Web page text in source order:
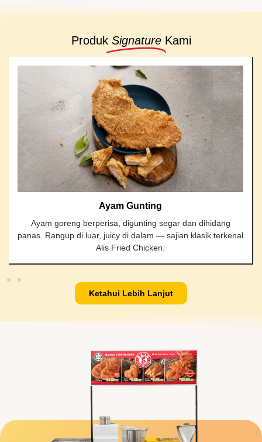
Produk Signature Kami
Ayam Gunting
Ayam goreng berperisa, digunting segar dan dihidang
panas. Rangup di luar, juicy di dalam — sajian klasik terkenal
Alis Fried Chicken.
Ketahui Lebih Lanjut